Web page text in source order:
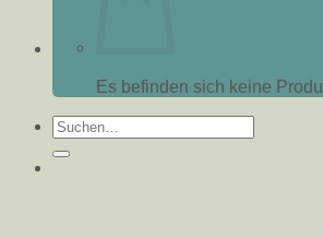
Es befinden sich keine
Suche
nach: